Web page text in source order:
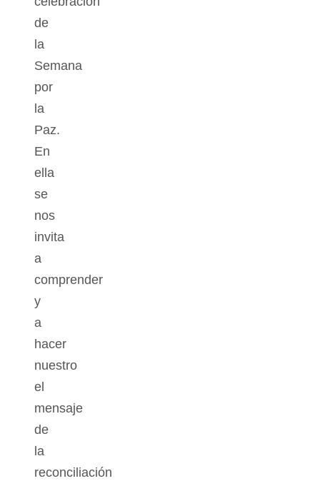
de
la
Semana
por
la
Paz.
En
ella
se
nos
invita
a
comprender
y
a
hacer
nuestro
el
mensaje
de
la
reconciliación